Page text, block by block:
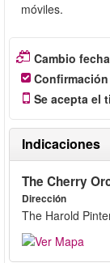
móviles.
Cambio
Se acepta el
Indicaciones
The Cherry
Dirección
The Harold